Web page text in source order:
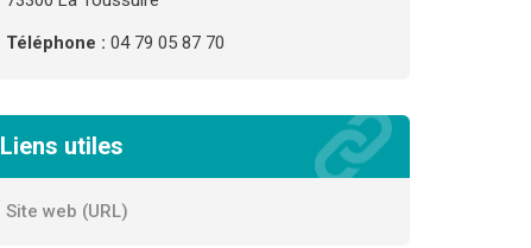
Téléphone : 04 79 05 87 70
Liens utiles
Site web (URL)